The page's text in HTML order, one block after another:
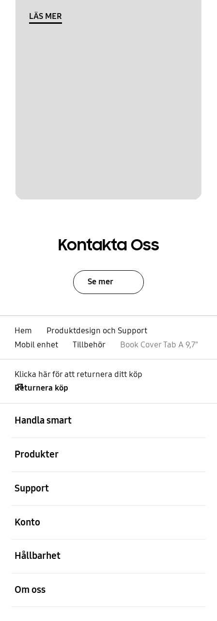
LÄS MER
Kontakta Oss
Se mer
Hem
Produktdesign och Support
Mobil enhet
Tillbehör Book Cover Tab A 9,7"
Klicka här för att returnera ditt köp
Returnera köp
Handla smart
Produkter
Support
Konto
Hållbarhet
Om oss